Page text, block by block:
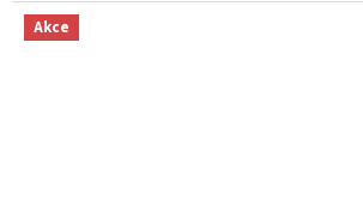
Akce